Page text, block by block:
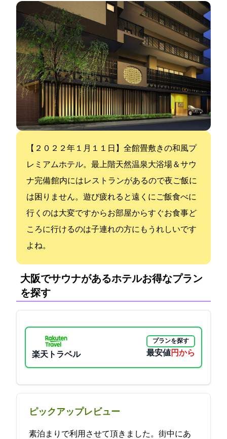
【２０２２年１月１１日OPEN】全館畳敷きの和風プ
レミアムホテル。最上階天然温泉大浴場＆サウ
ナ完備 館内にはレストランがあるので夜ご飯に
は困りません。遊び疲れると遠くにご飯食べに
行くのは大変ですからお部屋からすぐお食事ど
ころに行けるのは子連れの方にもうれしいです
よね。
大阪でサウナがあるホテル:お得なプラン
を探す
楽天トラベル
プランを探す
最安値6500円から
ピックアップレビュー
素泊まりで利用させて頂きました。街中にあ